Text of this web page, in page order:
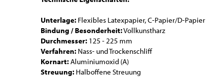
Unterlage: Flexibles Latexpapier, C-Papier/D-Papier
Bindung / Besonderheit:Vollkunstharz
Durchmesser: 125 - 225 mm
Verfahren: Nass- und Trockenschliff
Kornart:Aluminiumoxid (A)
Streuung: Halboffene Streuung